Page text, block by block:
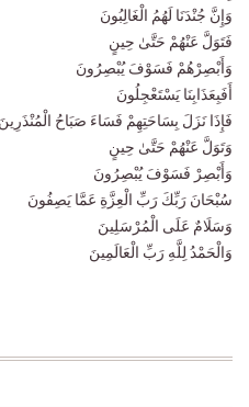
وَإِنَّ جُنْدَنَا لَهُمُ الْغَالِبُونَ
فَتَوَلَّ عَنْهُمْ حَتَّىٰ حِينٍ
وَأَبْصِرْهُمْ فَسَوْفَ يُبْصِرُونَ
أَفَبِعَذَابِنَا يَسْتَعْجِلُونَ
فَإِذَا نَزَلَ بِسَاحَتِهِمْ فَسَاءَ صَبَاحُ الْمُنْذَرِينَ
وَتَوَلَّ عَنْهُمْ حَتَّىٰ حِينٍ
وَأَبْصِرْ فَسَوْفَ يُبْصِرُونَ
سُبْحَانَ رَبِّكَ رَبِّ الْعِزَّةِ عَمَّا يَصِفُونَ
وَسَلَامٌ عَلَى الْمُرْسَلِينَ
وَالْحَمْدُ لِلَّهِ رَبِّ الْعَالَمِينَ